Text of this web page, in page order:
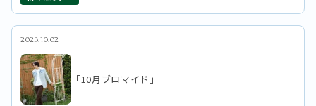
2023.10.02
「10月ブロマイド」